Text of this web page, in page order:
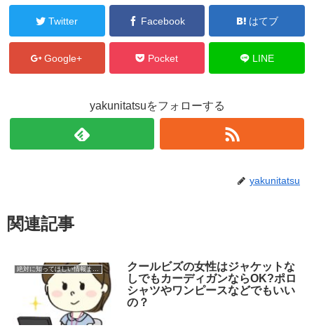
Twitter Facebook はてブ
Google+ Pocket LINE
yakunitatsuをフォローする
yakunitatsu
関連記事
クールビズの女性はジャケットな
しでもカーディガンならOK?ポロ
シャツやワンピースなどでもいい
の？